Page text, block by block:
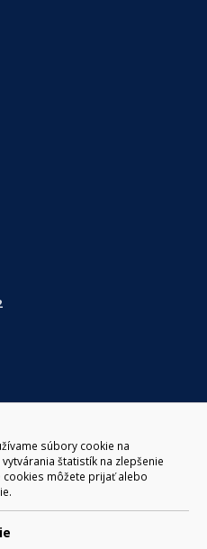
súbory cookie na
štatistík na zlepšenie
cookies môžete prijať alebo
gen. M. R. Štefánika 1, Brezno